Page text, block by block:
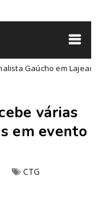
em Lajeado-RS
várias
em evento
CTG